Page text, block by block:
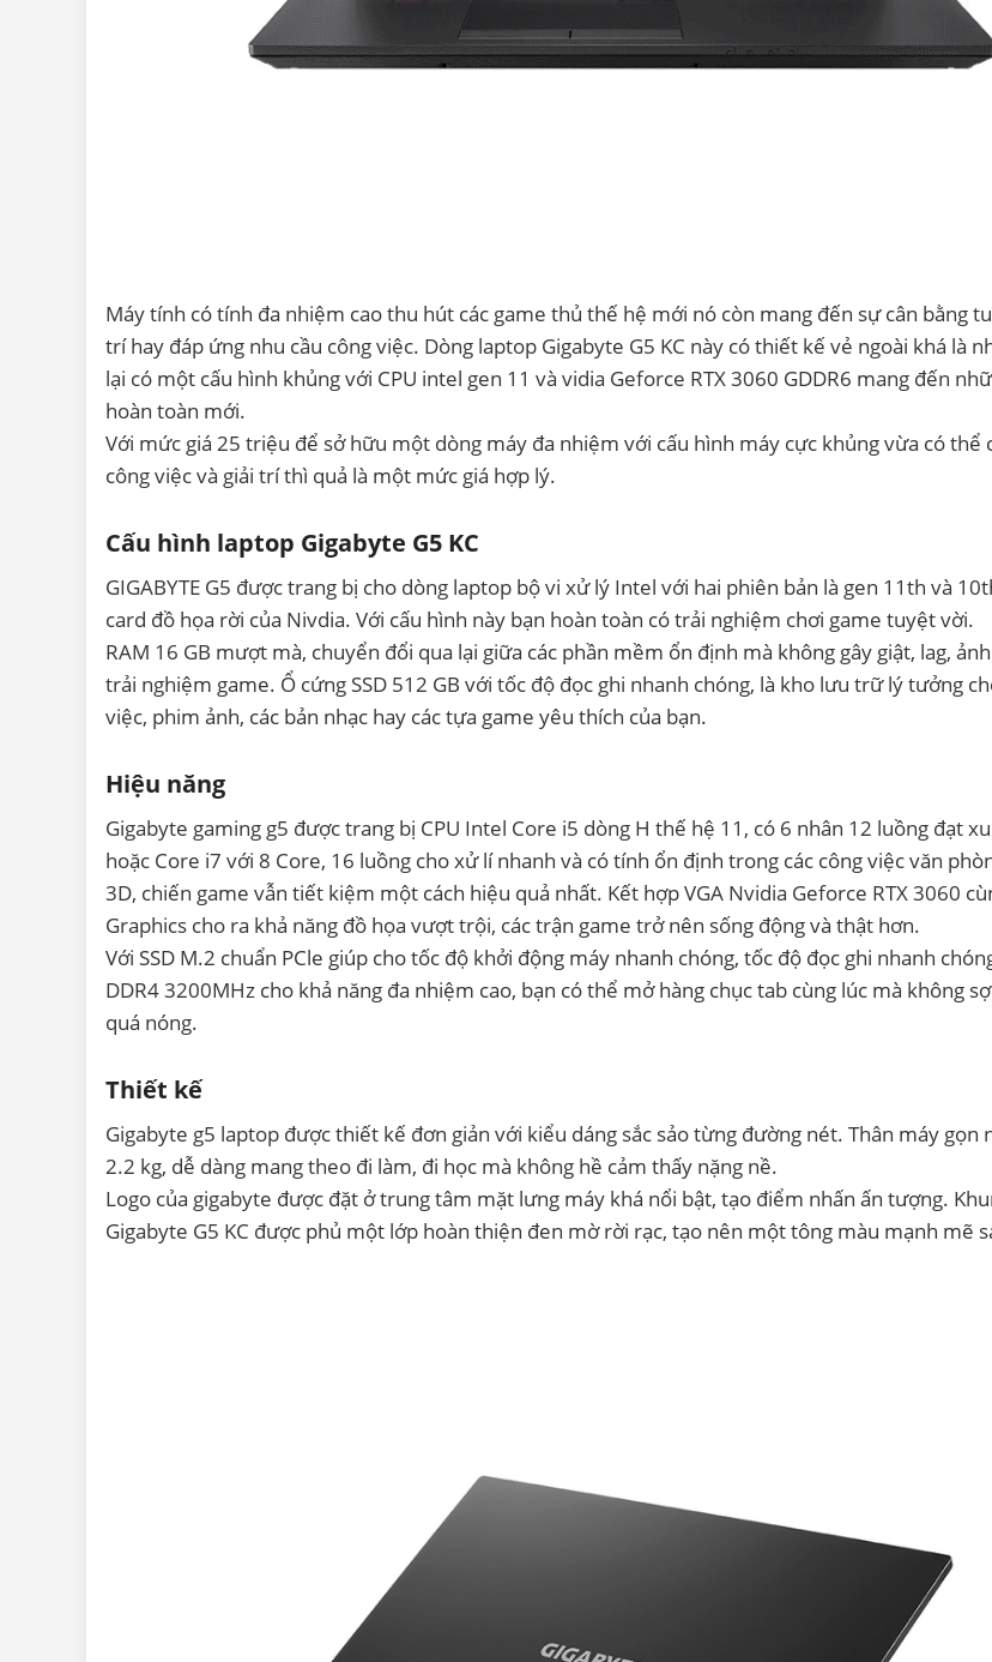
Máy tính có tính đa nhiệm cao thu hút các game thủ thế hệ mới nó còn mang đến sự cân bằng
trí hay đáp ứng nhu cầu công việc. Dòng laptop Gigabyte G5 KC này có thiết kế vẻ ngoài khá là
lại có một cấu hình khủng với CPU intel gen 11 và vidia Geforce RTX 3060 GDDR6 mang đến
hoàn toàn mới.
Với mức giá 25 triệu để sở hữu một dòng máy đa nhiệm với cấu hình máy cực khủng vừa có thể
công việc và giải trí thì quả là một mức giá hợp lý.
Cấu hình laptop Gigabyte G5 KC
GIGABYTE G5 được trang bị cho dòng laptop bộ vi xử lý Intel với hai phiên bản là gen 11th và
card đồ họa rời của Nivdia. Với cấu hình này bạn hoàn toàn có trải nghiệm chơi game tuyệt vời.
RAM 16 GB mượt mà, chuyển đổi qua lại giữa các phần mềm ổn định mà không gây giật, lag,
trải nghiệm game. Ổ cứng SSD 512 GB với tốc độ đọc ghi nhanh chóng, là kho lưu trữ lý tưởng
việc, phim ảnh, các bản nhạc hay các tựa game yêu thích của bạn.
Hiệu năng
Gigabyte gaming g5 được trang bị CPU Intel Core i5 dòng H thế hệ 11, có 6 nhân 12 luồng đạt
hoặc Core i7 với 8 Core, 16 luồng cho xử lí nhanh và có tính ổn định trong các công việc văn
3D, chiến game vẫn tiết kiệm một cách hiệu quả nhất. Kết hợp VGA Nvidia Geforce RTX 3060
Graphics cho ra khả năng đồ họa vượt trội, các trận game trở nên sống động và thật hơn.
Với SSD M.2 chuẩn PCle giúp cho tốc độ khởi động máy nhanh chóng, tốc độ đọc ghi nhanh
DDR4 3200MHz cho khả năng đa nhiệm cao, bạn có thể mở hàng chục tab cùng lúc mà không
quá nóng.
Thiết kế
Gigabyte g5 laptop được thiết kế đơn giản với kiểu dáng sắc sảo từng đường nét. Thân máy gọn
2.2 kg, dễ dàng mang theo đi làm, đi học mà không hề cảm thấy nặng nề.
Logo của gigabyte được đặt ở trung tâm mặt lưng máy khá nổi bật, tạo điểm nhấn ấn tượng.
Gigabyte G5 KC được phủ một lớp hoàn thiện đen mờ rời rạc, tạo nên một tông màu mạnh mẽ